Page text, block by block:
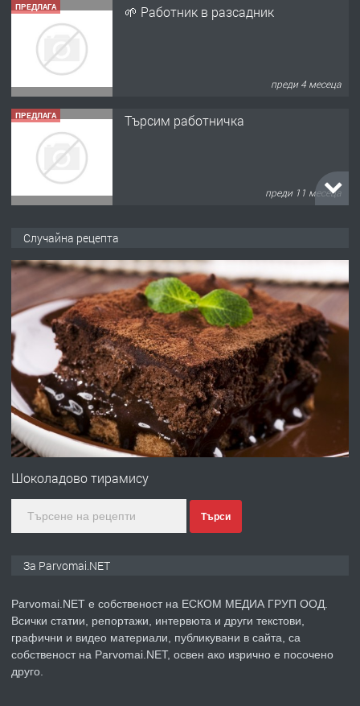
ПРЕДЛАГА 🌱 Работник в разсадник
преди 4 месеца
ПРЕДЛАГА Търсим работничка
преди 11 месеца
преди 1 година
ПРЕДЛАГА Работа за общи работници
преди 1 година
ПРЕДЛАГА
Първи поход "По стъпките на Ангел
преди 1 година
ПРЕДЛАГА Уроци по Математика
Случайна рецепта
Шоколадово тирамису
Търси
За Parvomai.NET
Parvomai.NET е собственост на ЕСКОМ МЕДИА ГРУП ООД.
Всички статии, репортажи, интервюта и други текстови,
графични и видео материали, публикувани в сайта, са
собственост на Parvomai.NET, освен ако изрично е посочено
друго.